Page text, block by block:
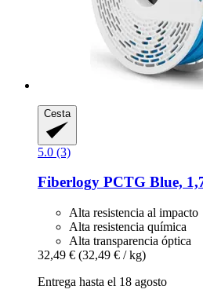
Cesta
5.0 (3)
Fiberlogy PCTG Blue,
Alta resistencia al impacto
Alta resistencia química
Alta transparencia óptica
32,49 € (32,49 € / kg)
Entrega hasta el 18 agosto